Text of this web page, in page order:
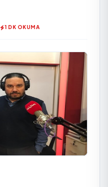
1 DK OKUMA